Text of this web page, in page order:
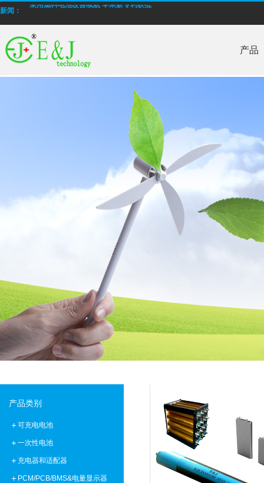
新闻：
采用燃料电池改善续航 苹果新专利获批
E＆J 锂聚合物电池电池，型号为EJ606090，4000mAh通过PSE认证
批量生产低温-40°C锂离子聚合物电池
E＆J 12V磷酸铁锂锂离子电池-替换铅酸电池
E＆J生产的快速充电锂电池，支持2-10C充电电流
E&J购买江西省建设新能源产业园
2014年12月我国电池行业出口额同比增长16.67%
采用燃料电池改善续航 苹果新专利获批
E＆J 锂聚合物电池电池，型号为EJ606090，4000mAh通过PSE认证
批量生产低温-40°C锂离子聚合物电池
E＆J 12V磷酸铁锂锂离子电池-替换铅酸电池
E＆J生产的快速充电锂电池，支持2-10C充电电流
E&J购买江西省建设新能源产业园
产品
产品类别
可充电电池
一次性电池
充电器和适配器
PCM/PCB/BMS&电量显示器